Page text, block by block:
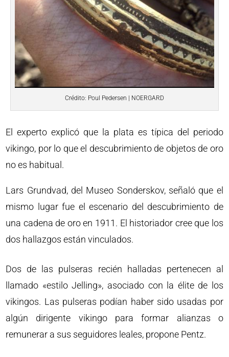
Crédito: Poul Pedersen | NOERGARD
El experto explicó que la plata es típica del periodo
vikingo, por lo que el descubrimiento de objetos de oro
no es habitual.
Lars Grundvad, del Museo Sonderskov, señaló que el
mismo lugar fue el escenario del descubrimiento de
una cadena de oro en 1911. El historiador cree que los
dos hallazgos están vinculados.
Dos de las pulseras recién halladas pertenecen al
llamado «estilo Jelling», asociado con la élite de los
vikingos. Las pulseras podían haber sido usadas por
algún dirigente vikingo para formar alianzas o
remunerar a sus seguidores leales, propone Pentz.